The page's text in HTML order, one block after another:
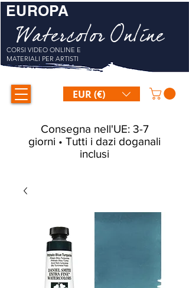
Watercolor Online
CORSI VIDEO ONLINE E
MATERIALI PER ARTISTI
EUR (€)
EUROPA
Consegna nell'UE: 3-7
giorni • Tutti i dazi doganali
inclusi